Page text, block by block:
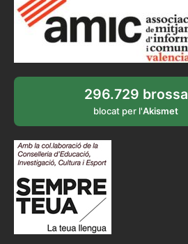
296.729 brossa
blocat per l'Akismet